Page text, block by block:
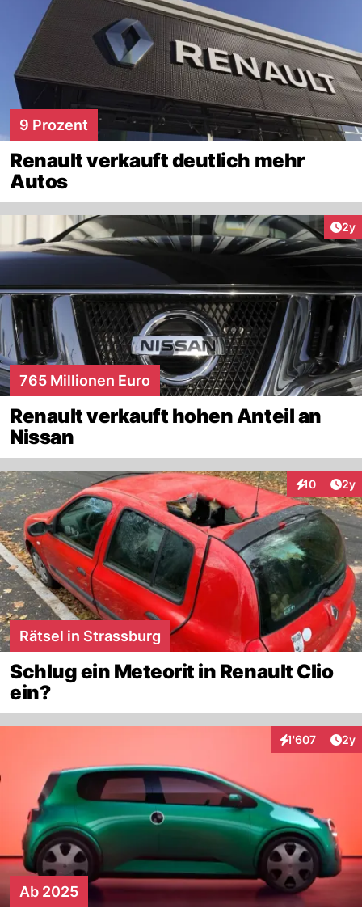
9 Prozent
Renault verkauft deutlich mehr
Autos
2y
765 Millionen Euro
Renault verkauft hohen Anteil an
Nissan
10 2y
Rätsel in Strassburg
Schlug ein Meteorit in Renault Clio
ein?
1'607
Interaktionen2y
Ab 2025